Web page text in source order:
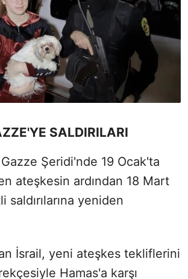
SALDIRILARI
Şeridi'nde 19 Ocak'ta
ateşkesin ardından 18 Mart
saldırılarına yeniden
İsrail, yeni ateşkes tekliflerini
Hamas'a karşı